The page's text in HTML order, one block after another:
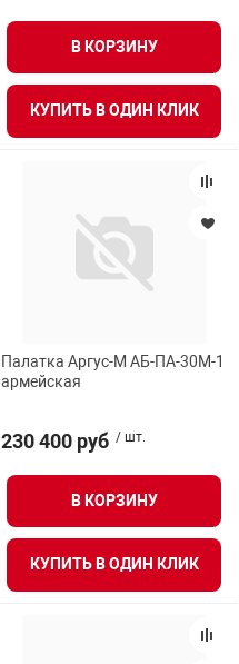
В КОРЗИНУ
КУПИТЬ В ОДИН КЛИК
Палатка Аргус-М АБ-ПА-30М-1
армейская
230 400 руб / шт.
В КОРЗИНУ
КУПИТЬ В ОДИН КЛИК